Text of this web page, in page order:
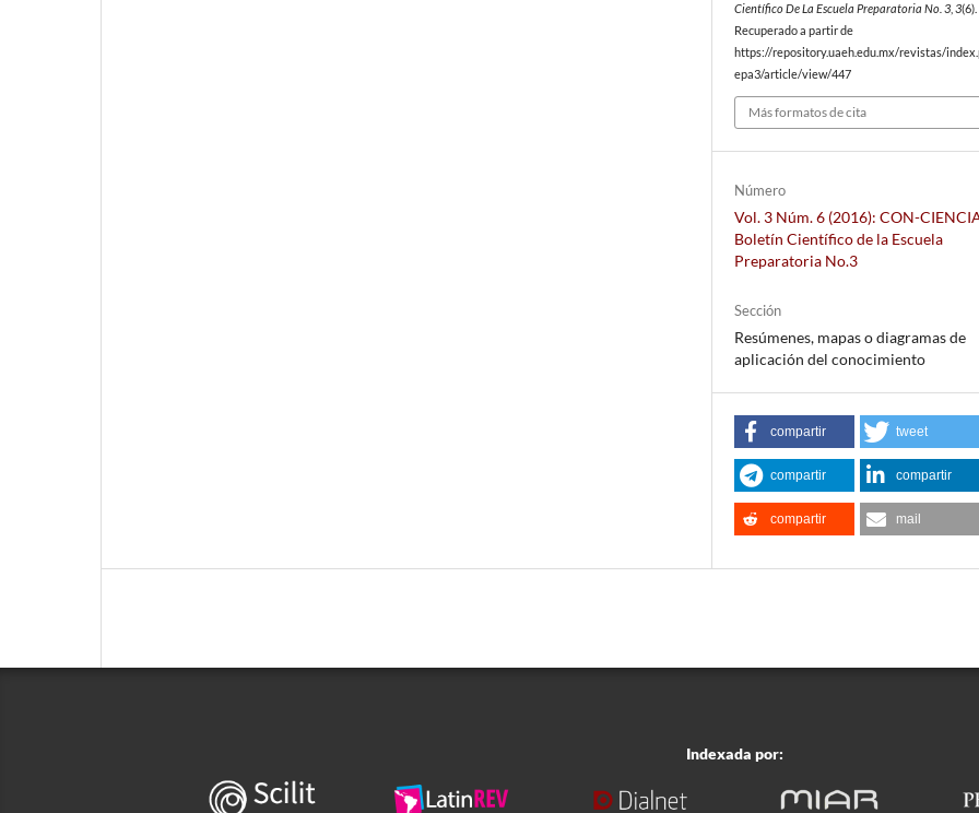
Científico De La Escuela Preparatoria No. 3 ,3(6).
Recuperado a partir de
https://repository.uaeh.edu.mx/revistas/
epa3/article/view/447
Más formatos de cita
Número
Vol. 3 Núm. 6 (2016): CON-
Boletín Científico de la Escuela
Preparatoria No.3
Sección
Resúmenes, mapas o diagramas de
aplicación del conocimiento
compartir tweet
compartir compartir
compartir mail
Indexada por: